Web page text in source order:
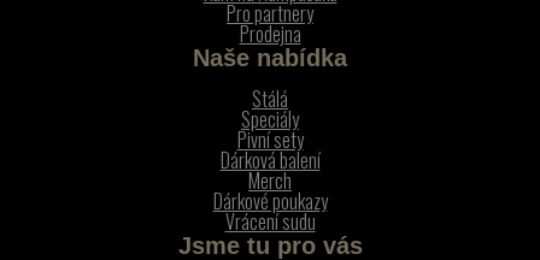
Pro partnery
Prodejna
Naše nabídka
Stálá
Speciály
Pivní sety
Dárková balení
Merch
Dárkové poukazy
Vrácení sudu
Jsme tu pro vás